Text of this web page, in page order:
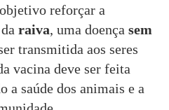
reforçar a
raiva, uma doença sem
transmitida aos seres
vacina deve ser feita
a saúde dos animais e a